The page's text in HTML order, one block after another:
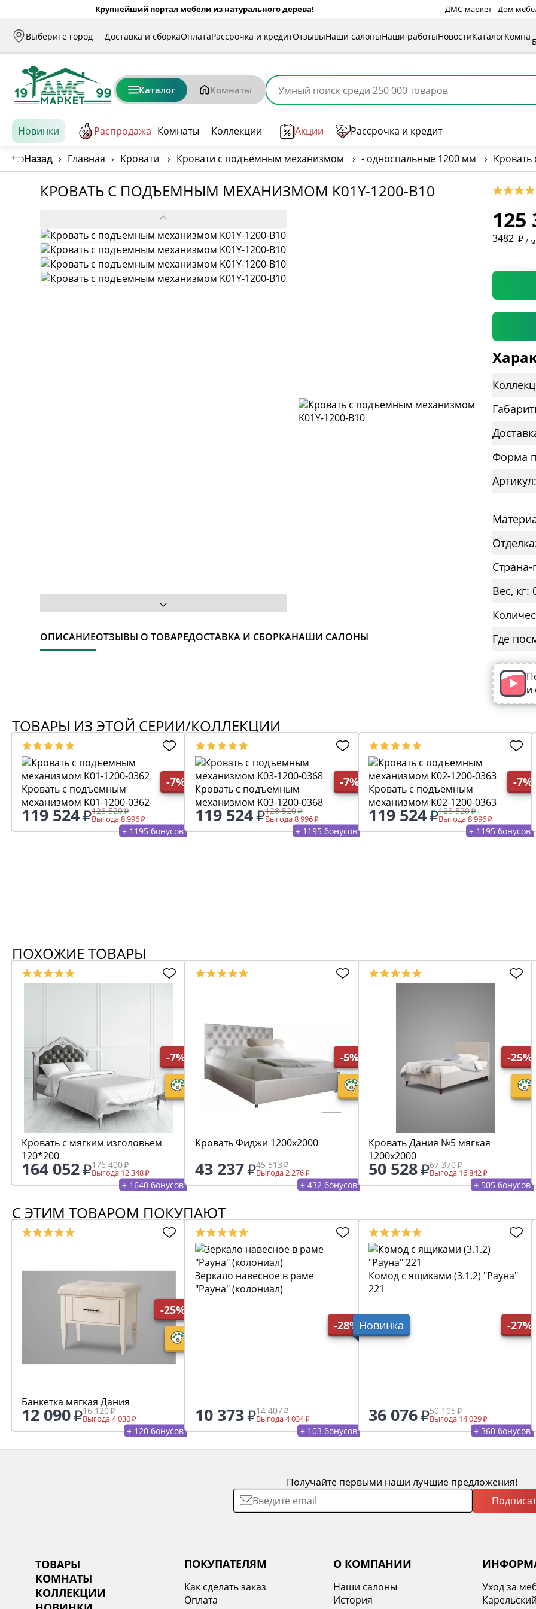
Крупнейший портал мебели из натурального дерева! ДМС-маркет - Дом
Выберите город Доставка и сборкаОплатаРассрочка и кредитОтзывыНаши салоныНаши работыНовостиКаталогКомнаты
Каталог Комнаты
Новинки Распродажа Комнаты Коллекции Акции Рассрочка и кредит
Назад › Главная › Кровати › Кровати с подъемным механизмом › - односпальные 1200 мм ›
КРОВАТЬ С ПОДЪЕМНЫМ МЕХАНИЗМОМ K01Y-1200-B10
ОПИСАНИЕОТЗЫВЫ О ТОВАРЕДОСТАВКА И СБОРКАНАШИ САЛОНЫ
125
3482
/
*
Форма
Вес, кг:
Где
и
ТОВАРЫ ИЗ ЭТОЙ СЕРИИ/КОЛЛЕКЦИИ
-7%
Кровать с подъемным
механизмом K01-1200-0362
119 524 128 520
Выгода 8 996
+ 1195 бонусов
-7%
Кровать с подъемным
механизмом K03-1200-0368
119 524 128 520
Выгода 8 996
+ 1195 бонусов
-7%
Кровать с подъемным
механизмом K02-1200-0363
119 524 128 520
Выгода 8 996
+ 1195 бонусов
ПОХОЖИЕ ТОВАРЫ
-7%
Кровать с мягким изголовьем
120*200
164 052 176 400
Выгода 12 348
+ 1640 бонусов
-5%
Кровать Фиджи 1200х2000
43 237 45 513
Выгода 2 276
+ 432 бонусов
-25%
Кровать Дания №5 мягкая
1200х2000
50 528 67 370
Выгода 16 842
+ 505 бонусов
С ЭТИМ ТОВАРОМ ПОКУПАЮТ
-25%
Банкетка мягкая Дания
12 090 16 120
Выгода 4 030
+ 120 бонусов
-28%
Зеркало навесное в раме
"Рауна" (колониал)
10 373 14 407
Выгода 4 034
+ 103 бонусов
Новинка -27%
Комод с ящиками (3.1.2) "Рауна"
221
36 076 50 105
Выгода 14 029
+ 360 бонусов
Получайте первыми наши лучшие предложения!
ТОВАРЫ
КОМНАТЫ
КОЛЛЕКЦИИ
ПОКУПАТЕЛЯМ
Как сделать заказ
Оплата
О КОМПАНИИ
Наши салоны
История
Уход за